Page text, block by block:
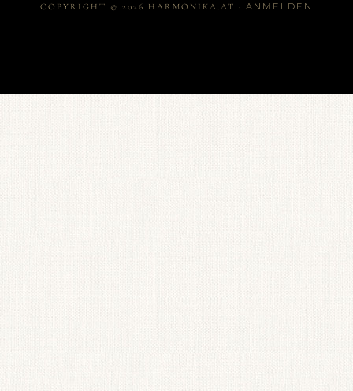
COPYRIGHT © 2026 HARMONIKA.AT · ANMELDEN